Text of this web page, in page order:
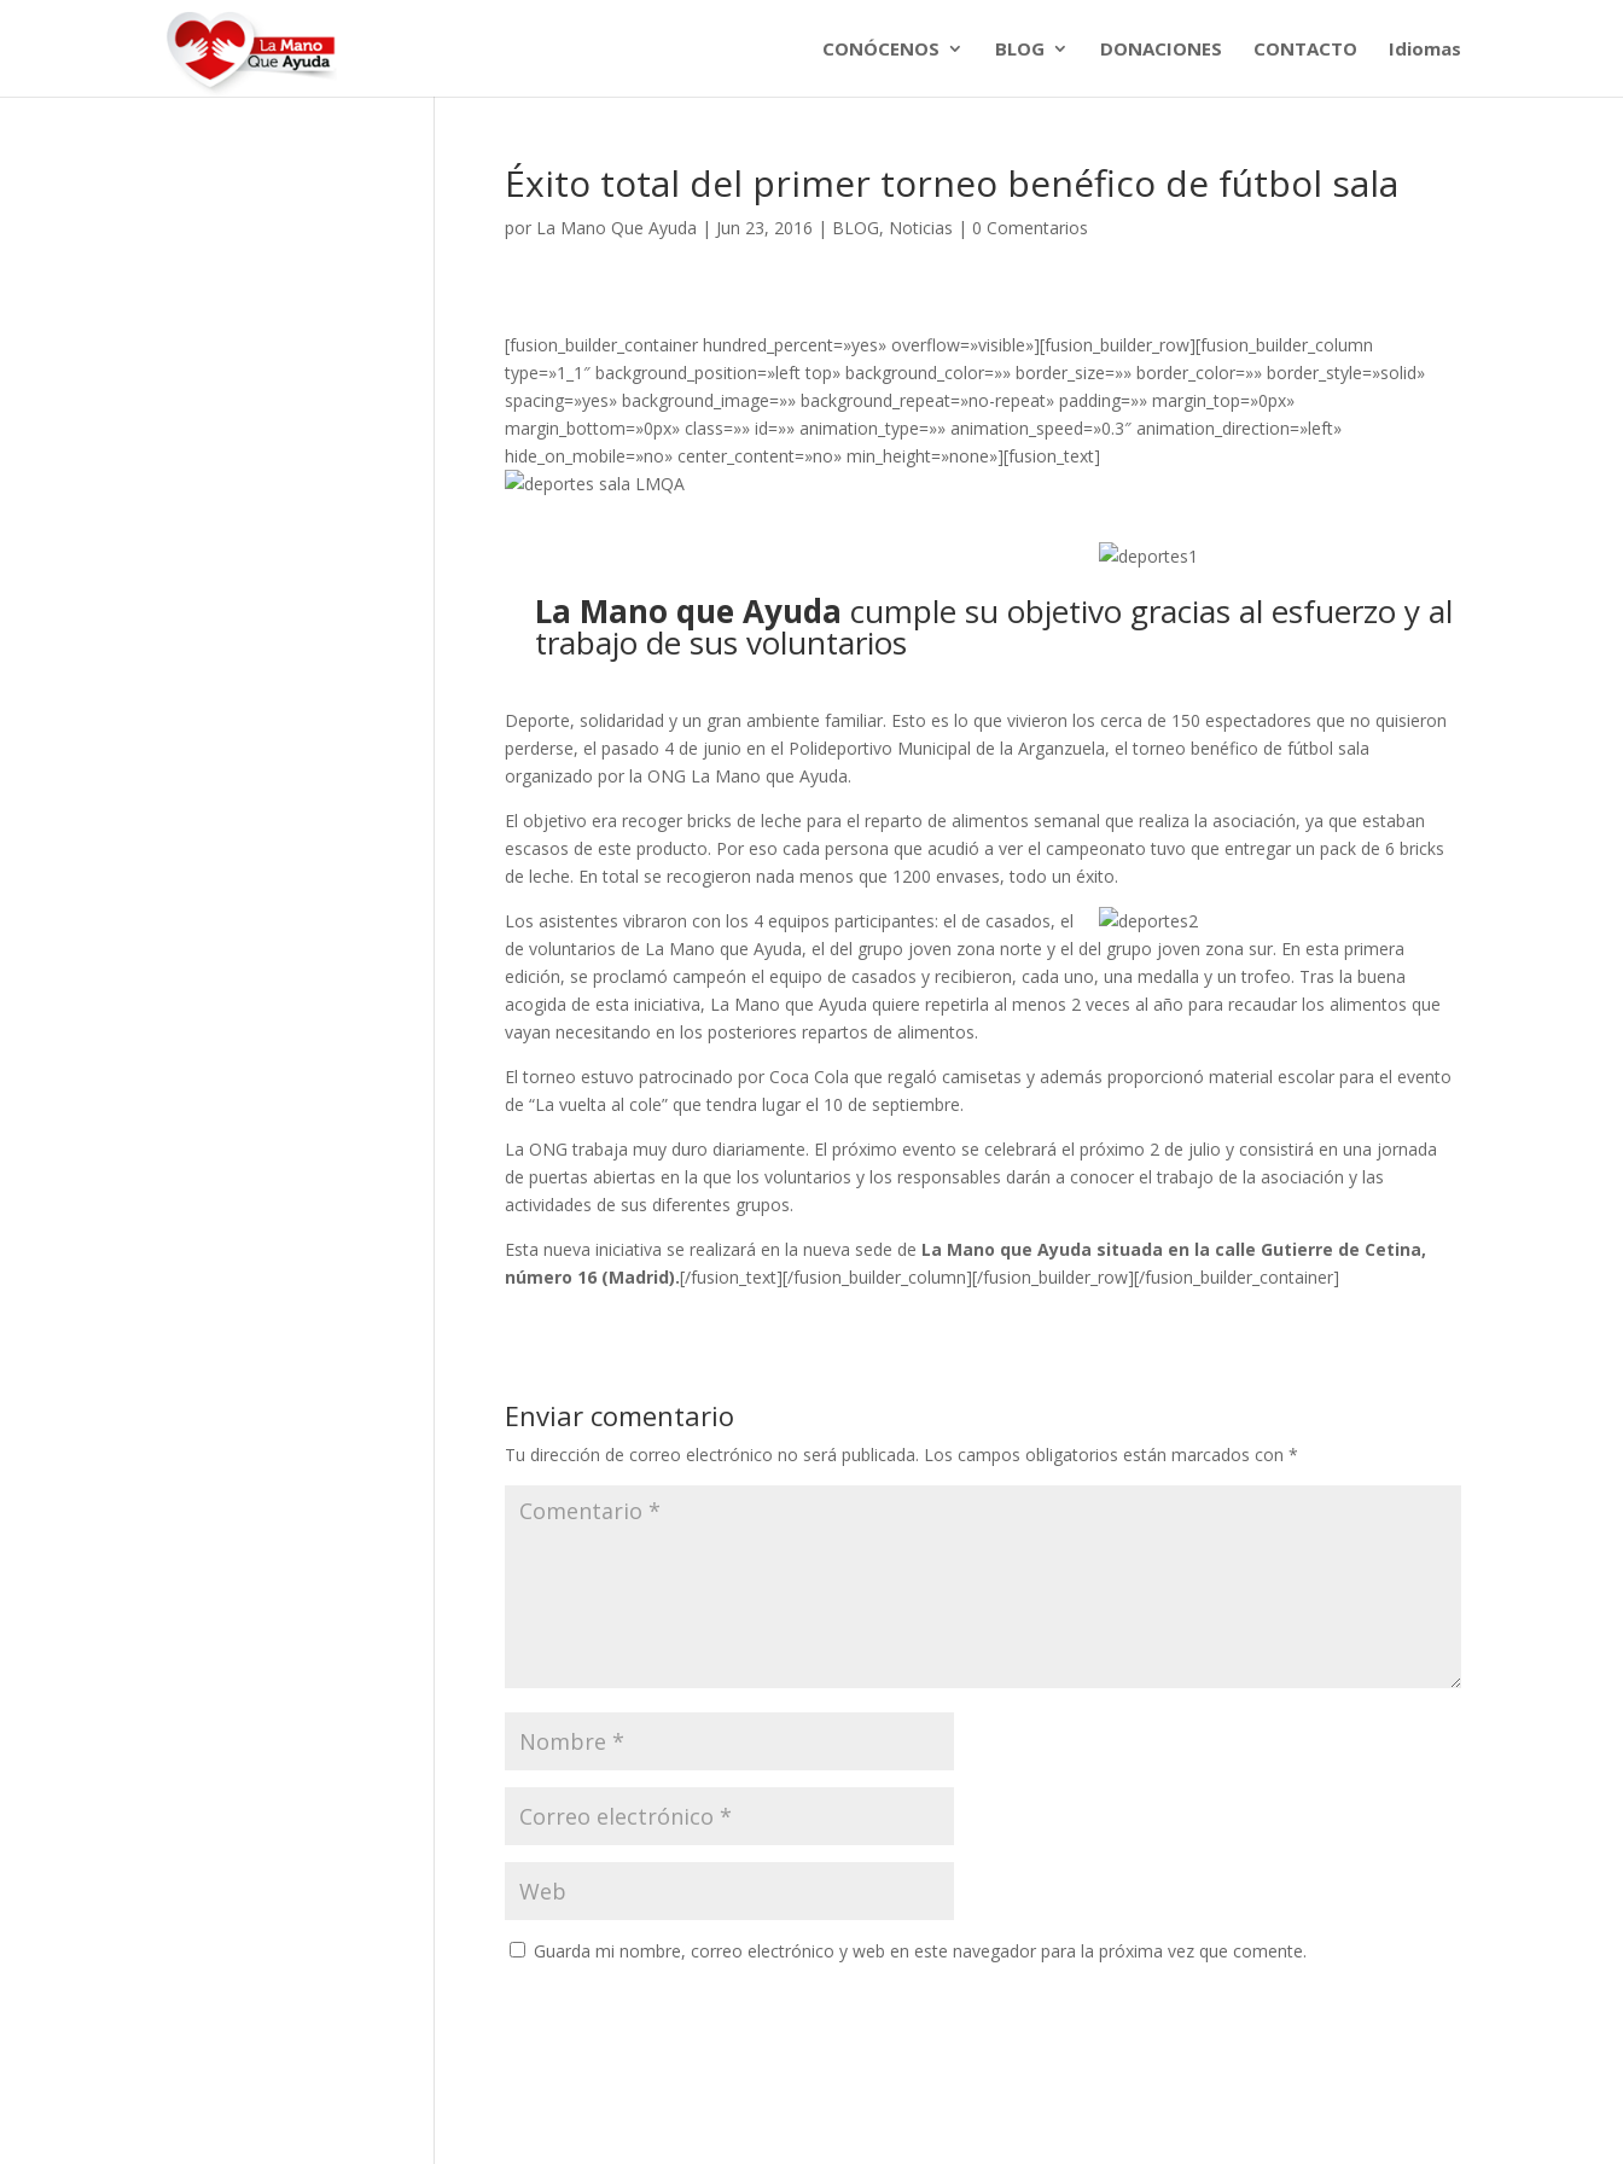
CONÓCENOS BLOG DONACIONES CONTACTO Idiomas
Éxito total del primer torneo benéfico de fútbol sala
por La Mano Que Ayuda | Jun 23, 2016 | BLOG, Noticias | 0 Comentarios
[fusion_builder_container hundred_percent=»yes» overflow=»visible»][fusion_builder_row][fusion_builder_column
type=»1_1″ background_position=»left top» background_color=»» border_size=»» border_color=»» border_style=»solid»
spacing=»yes» background_image=»» background_repeat=»no-repeat» padding=»» margin_top=»0px»
margin_bottom=»0px» class=»» id=»» animation_type=»» animation_speed=»0.3″ animation_direction=»left»
hide_on_mobile=»no» center_content=»no» min_height=»none»][fusion_text]
La Mano que Ayuda cumple su objetivo gracias al esfuerzo y al
trabajo de sus voluntarios
Deporte, solidaridad y un gran ambiente familiar. Esto es lo que vivieron los cerca de 150 espectadores que no quisieron
perderse, el pasado 4 de junio en el Polideportivo Municipal de la Arganzuela, el torneo benéfico de fútbol sala
organizado por la ONG La Mano que Ayuda.
El objetivo era recoger bricks de leche para el reparto de alimentos semanal que realiza la asociación, ya que estaban
escasos de este producto. Por eso cada persona que acudió a ver el campeonato tuvo que entregar un pack de 6 bricks
de leche. En total se recogieron nada menos que 1200 envases, todo un éxito.
Los asistentes vibraron con los 4 equipos participantes: el de casados, el
de voluntarios de La Mano que Ayuda, el del grupo joven zona norte y el del grupo joven zona sur. En esta primera
edición, se proclamó campeón el equipo de casados y recibieron, cada uno, una medalla y un trofeo. Tras la buena
acogida de esta iniciativa, La Mano que Ayuda quiere repetirla al menos 2 veces al año para recaudar los alimentos que
vayan necesitando en los posteriores repartos de alimentos.
El torneo estuvo patrocinado por Coca Cola que regaló camisetas y además proporcionó material escolar para el evento
de “La vuelta al cole” que tendra lugar el 10 de septiembre.
La ONG trabaja muy duro diariamente. El próximo evento se celebrará el próximo 2 de julio y consistirá en una jornada
de puertas abiertas en la que los voluntarios y los responsables darán a conocer el trabajo de la asociación y las
actividades de sus diferentes grupos.
Esta nueva iniciativa se realizará en la nueva sede de La Mano que Ayuda situada en la calle Gutierre de Cetina,
número 16 (Madrid).[/fusion_text][/fusion_builder_column][/fusion_builder_row][/fusion_builder_container]
Enviar comentario
Tu dirección de correo electrónico no será publicada. Los campos obligatorios están marcados con *
Guarda mi nombre, correo electrónico y web en este navegador para la próxima vez que comente.